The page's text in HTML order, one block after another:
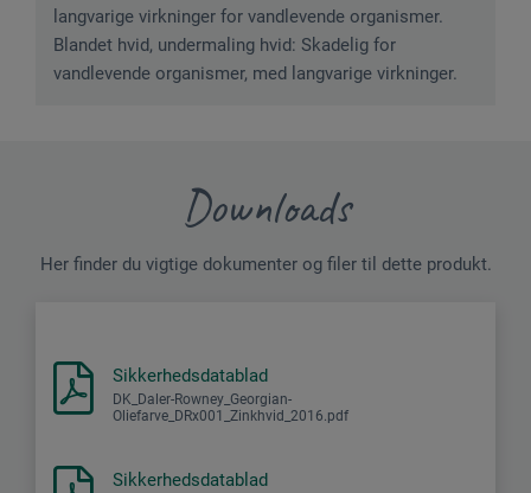
langvarige virkninger for vandlevende organismer.
Blandet hvid, undermaling hvid: Skadelig for
vandlevende organismer, med langvarige virkninger.
Downloads
Her finder du vigtige dokumenter og filer til dette produkt.
Sikkerhedsdatablad
DK_Daler-Rowney_Georgian-
Oliefarve_DRx001_Zinkhvid_2016.pdf
Sikkerhedsdatablad